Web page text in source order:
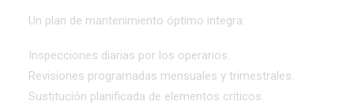
Un plan de mantenimiento óptimo integra:
Inspecciones diarias por los operarios.
Revisiones programadas mensuales y trimestrales.
Sustitución planificada de elementos críticos.